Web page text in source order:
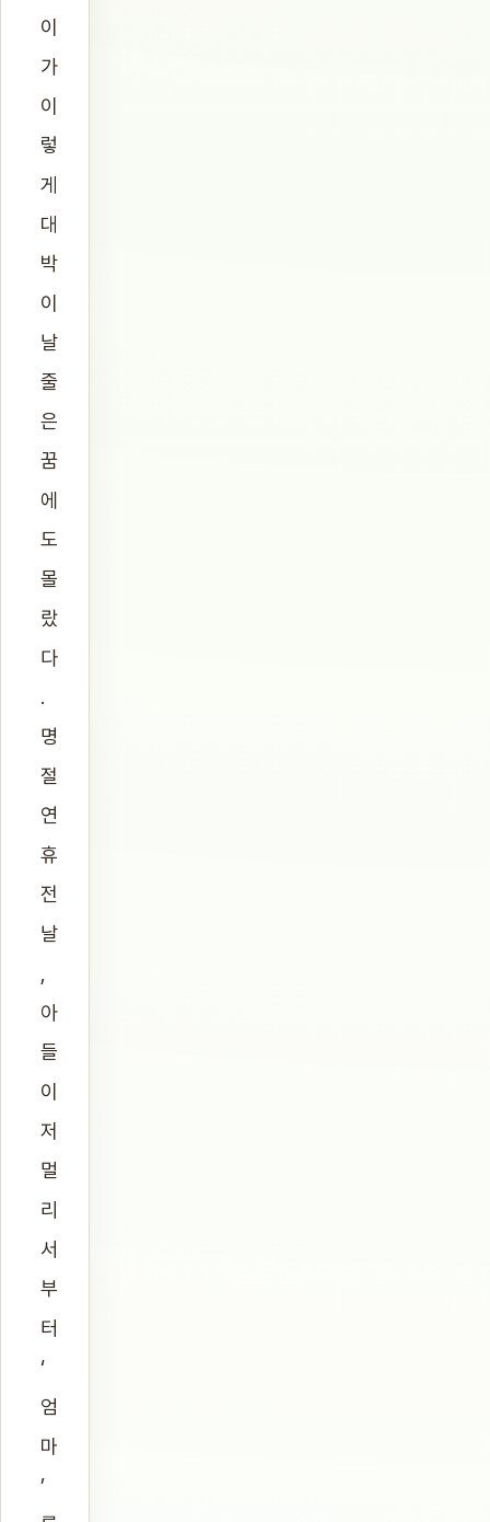
이
가
이
렇
게
대
박
이
날
줄
은
꿈
에
도
몰
랐
다
.
명
절
연
휴
전
날
아
들
이
저
멀
리
서
부
터
‘
엄
마
’